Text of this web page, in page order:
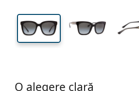
O alegere clară